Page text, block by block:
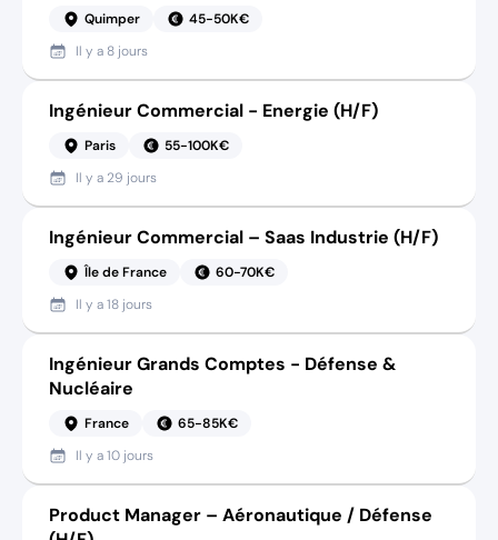
Quimper
45-50K€
Il y a 8 jours
Ingénieur Commercial - Energie (H/F)
Paris
55-100K€
Il y a 29 jours
Ingénieur Commercial – Saas Industrie (H/F)
Île de France
60-70K€
Il y a18 jours
Ingénieur Grands Comptes - Défense &
Nucléaire
France
65-85K€
Il y a10 jours
Product Manager – Aéronautique / Défense